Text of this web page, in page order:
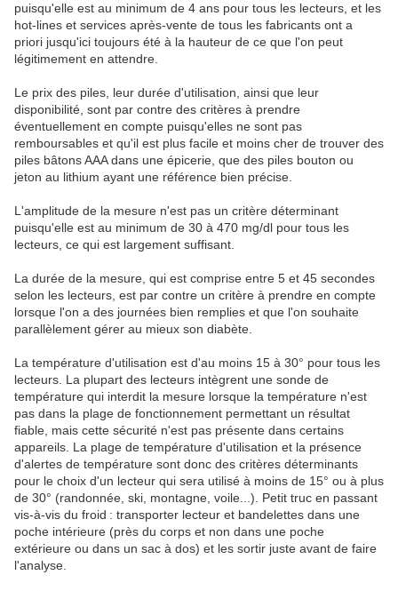
puisqu'elle est au minimum de 4 ans pour tous les lecteurs, et les
hot-lines et services après-vente de tous les fabricants ont a
priori jusqu'ici toujours été à la hauteur de ce que l'on peut
légitimement en attendre.
Le prix des piles, leur durée d'utilisation, ainsi que leur
disponibilité, sont par contre des critères à prendre
éventuellement en compte puisqu'elles ne sont pas
remboursables et qu'il est plus facile et moins cher de trouver des
piles bâtons AAA dans une épicerie, que des piles bouton ou
jeton au lithium ayant une référence bien précise.
L'amplitude de la mesure n'est pas un critère déterminant
puisqu'elle est au minimum de 30 à 470 mg/dl pour tous les
lecteurs, ce qui est largement suffisant.
La durée de la mesure, qui est comprise entre 5 et 45 secondes
selon les lecteurs, est par contre un critère à prendre en compte
lorsque l'on a des journées bien remplies et que l'on souhaite
parallèlement gérer au mieux son diabète.
La température d'utilisation est d'au moins 15 à 30° pour tous les
lecteurs. La plupart des lecteurs intègrent une sonde de
température qui interdit la mesure lorsque la température n'est
pas dans la plage de fonctionnement permettant un résultat
fiable, mais cette sécurité n'est pas présente dans certains
appareils. La plage de température d'utilisation et la présence
d'alertes de température sont donc des critères déterminants
pour le choix d'un lecteur qui sera utilisé à moins de 15° ou à plus
de 30° (randonnée, ski, montagne, voile...). Petit truc en passant
vis-à-vis du froid : transporter lecteur et bandelettes dans une
poche intérieure (près du corps et non dans une poche
extérieure ou dans un sac à dos) et les sortir juste avant de faire
l'analyse.